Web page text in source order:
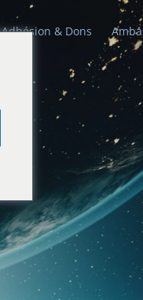
Adhésion & Dons